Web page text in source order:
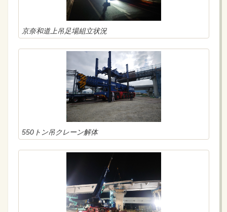
京奈和道上吊足場組立状況
550トン吊クレーン解体